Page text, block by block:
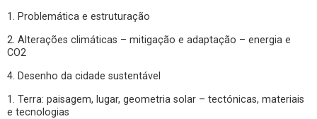
1. Problemática e estruturação
2. Alterações climáticas – mitigação e adaptação – energia e
CO2
4. Desenho da cidade sustentável
1. Terra: paisagem, lugar, geometria solar – tectónicas, materiais
e tecnologias